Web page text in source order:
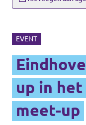
EVENT
up in
meet-up